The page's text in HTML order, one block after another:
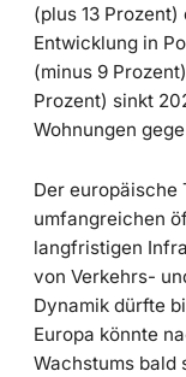
(plus 13
Entwicklung in
(minus 9
Prozent) sinkt
Wohnungen
Der europäische
umfangreichen
langfristigen
von Verkehrs-
Dynamik dürfte
Europa könnte
Wachstums bald